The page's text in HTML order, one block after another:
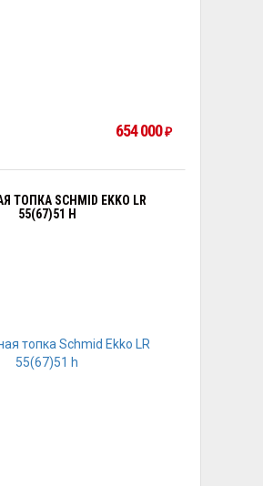
654 000₽
ТОПКА SCHMID EKKO LR
55(67)51 H